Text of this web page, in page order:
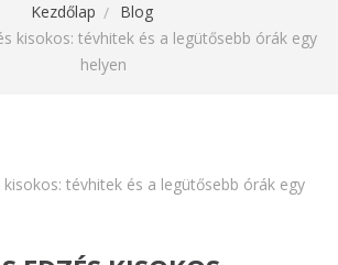
Kezdőlap
Blog
kisokos: tévhitek és a legütősebb órák egy
helyen